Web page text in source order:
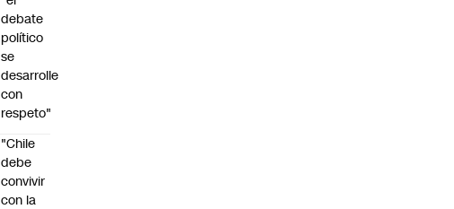
debate
político
se
desarrolle
con
respeto"
"Chile
debe
convivir
con la